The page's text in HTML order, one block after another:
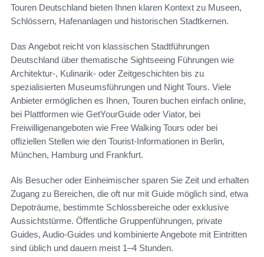
Touren Deutschland bieten Ihnen klaren Kontext zu Museen,
Schlössern, Hafenanlagen und historischen Stadtkernen.
Das Angebot reicht von klassischen Stadtführungen
Deutschland über thematische Sightseeing Führungen wie
Architektur-, Kulinarik- oder Zeitgeschichten bis zu
spezialisierten Museumsführungen und Night Tours. Viele
Anbieter ermöglichen es Ihnen, Touren buchen einfach online,
bei Plattformen wie GetYourGuide oder Viator, bei
Freiwilligenangeboten wie Free Walking Tours oder bei
offiziellen Stellen wie den Tourist-Informationen in Berlin,
München, Hamburg und Frankfurt.
Als Besucher oder Einheimischer sparen Sie Zeit und erhalten
Zugang zu Bereichen, die oft nur mit Guide möglich sind, etwa
Depoträume, bestimmte Schlossbereiche oder exklusive
Aussichtstürme. Öffentliche Gruppenführungen, private
Guides, Audio-Guides und kombinierte Angebote mit Eintritten
sind üblich und dauern meist 1–4 Stunden.